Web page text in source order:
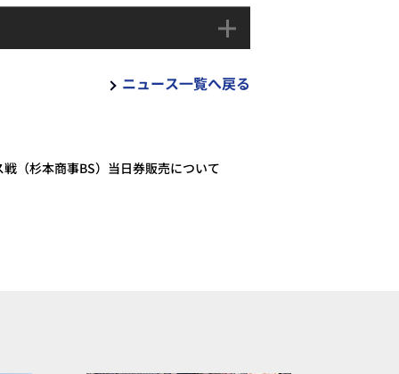
ニュース一覧へ戻る
（杉本商事BS）当日券販売について